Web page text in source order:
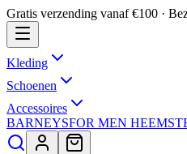
Gratis verzending vanaf €100 ·
Kleding
Schoenen
Accessoires
BARNEYSFOR MEN